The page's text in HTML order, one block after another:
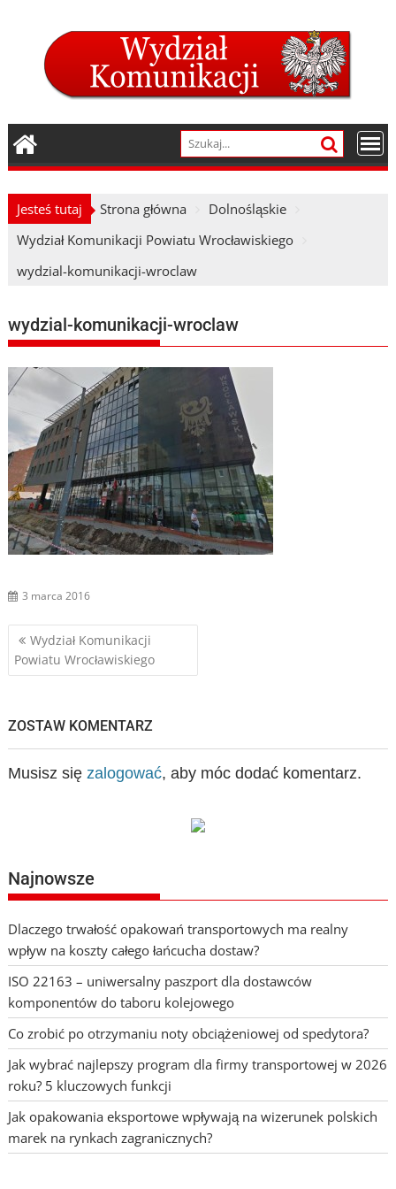
Jesteś tutaj Strona główna
Dolnośląskie
Wydział Komunikacji Powiatu Wrocławiskiego
wydzial-komunikacji-wroclaw
wydzial-komunikacji-wroclaw
3 marca 2016
Nawigacja
wpisu
Wydział Komunikacji
Powiatu Wrocławiskiego
ZOSTAW KOMENTARZ
Musisz się zalogować, aby móc dodać komentarz.
Najnowsze
Dlaczego trwałość opakowań transportowych ma realny
wpływ na koszty całego łańcucha dostaw?
ISO 22163 – uniwersalny paszport dla dostawców
komponentów do taboru kolejowego
Co zrobić po otrzymaniu noty obciążeniowej od spedytora?
Jak wybrać najlepszy program dla firmy transportowej w 2026
roku? 5 kluczowych funkcji
Jak opakowania eksportowe wpływają na wizerunek polskich
marek na rynkach zagranicznych?